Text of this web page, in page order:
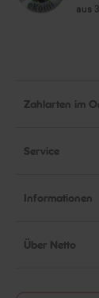
aus
Über Netto